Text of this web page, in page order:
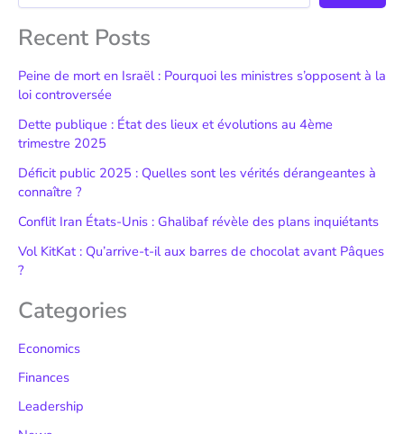
Recent Posts
Peine de mort en Israël : Pourquoi les ministres s’opposent à la
loi controversée
Dette publique : État des lieux et évolutions au 4ème
trimestre 2025
Déficit public 2025 : Quelles sont les vérités dérangeantes à
connaître ?
Conflit Iran États-Unis : Ghalibaf révèle des plans inquiétants
Vol KitKat : Qu’arrive-t-il aux barres de chocolat avant Pâques
?
Categories
Economics
Finances
Leadership